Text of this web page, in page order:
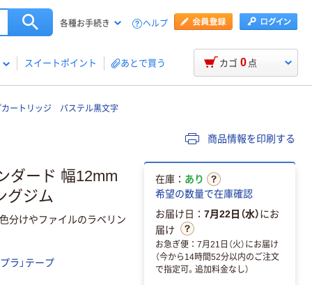
各種お手続き ヘルプ
スイートポイント あとで買う カゴ 0 点
ートリッジ パステル黒文字
商品情報を印刷する
ダード 幅12mm
グジム
分けやファイルのラベリン
プラ」テープ
在庫： あり
希望の数量で在庫確認
お届け日： 7月22日（水）にお
届け
お急ぎ便：7月21日（火）にお届け
（今から14時間52分以内のご注文
で指定可。追加料金なし）